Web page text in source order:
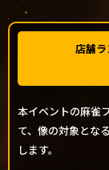
店舗
本イベントの麻雀
て、像の対象とな
します。